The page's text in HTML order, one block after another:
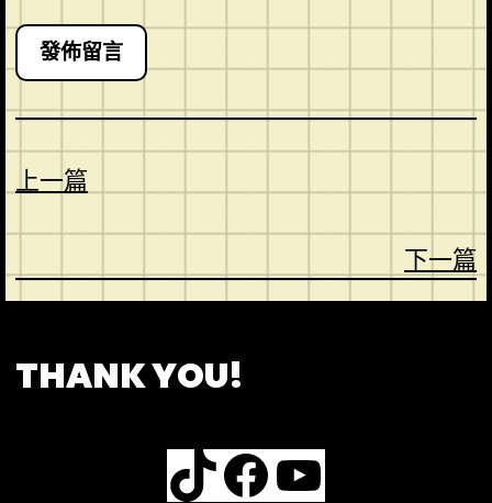
上一篇
下一篇
THANK YOU!
TikTok Facebook YouTube